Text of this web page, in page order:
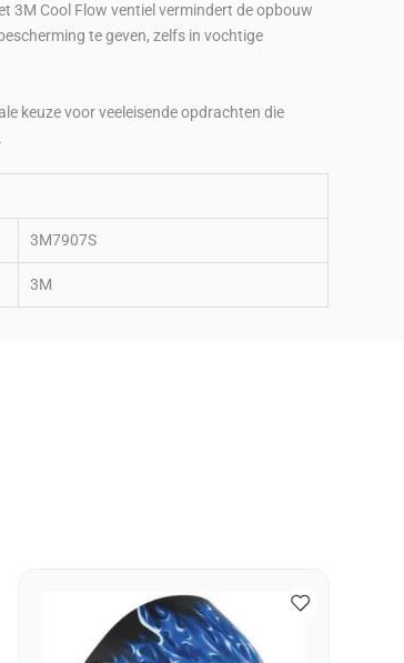
3M Cool Flow ventiel vermindert de opbouw
te geven, zelfs in vochtige
keuze voor veeleisende opdrachten die
3M7907S
3M